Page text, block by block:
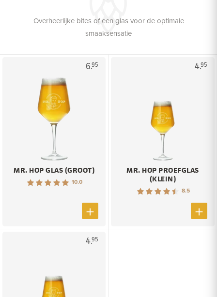
Overheerlijke bites of een glas voor de optimale
smaaksensatie
6.95
MR. HOP GLAS (GROOT)
10.0
4.95
MR. HOP PROEFGLAS
(KLEIN)
8.5
4.95